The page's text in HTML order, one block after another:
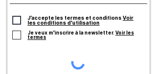
J’accepte les termes et conditions Voir
les conditions d'utilisation
Je veux m'inscrire à la newsletter. Voir les
termes